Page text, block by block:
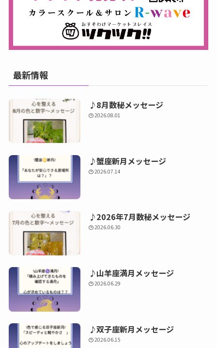
最新情報
♪8月数秘メッセージ
2026.08.01
♪蟹座新月メッセージ
2026.07.14
♪2026年7月数秘メッセージ
2026.06.30
♪山羊座満月メッセージ
2026.06.29
♪双子座新月メッセージ
2026.06.15